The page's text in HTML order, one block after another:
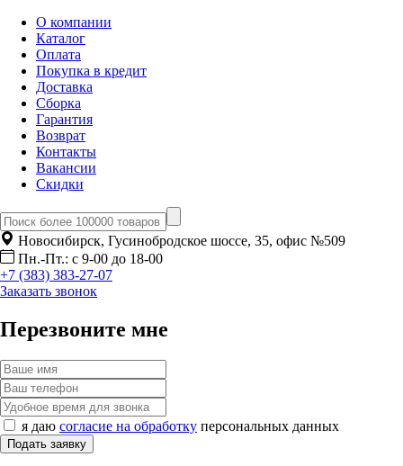
О компании
Каталог
Оплата
Покупка в кредит
Доставка
Сборка
Гарантия
Возврат
Контакты
Вакансии
Скидки
Новосибирск, Гусинобродское шоссе, 35, офис №509
Пн.-Пт.: с 9-00 до 18-00
+7 (383) 383-27-07
Заказать звонок
Перезвоните мне
я даю согласие на обработку персональных данных